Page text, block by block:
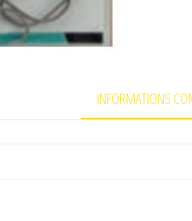
INFORMATIONS